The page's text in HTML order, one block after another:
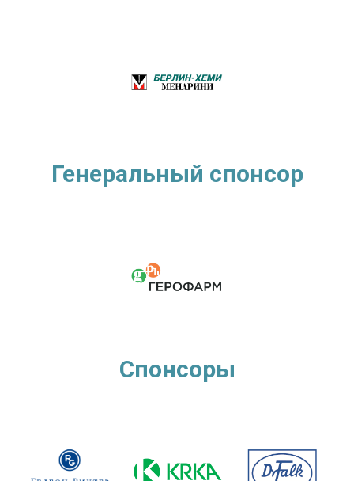
Генеральный спонсор
Спонсоры